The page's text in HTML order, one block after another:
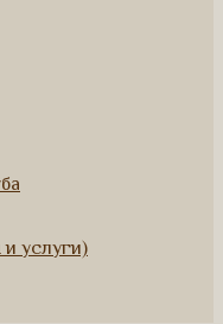
и услуги)